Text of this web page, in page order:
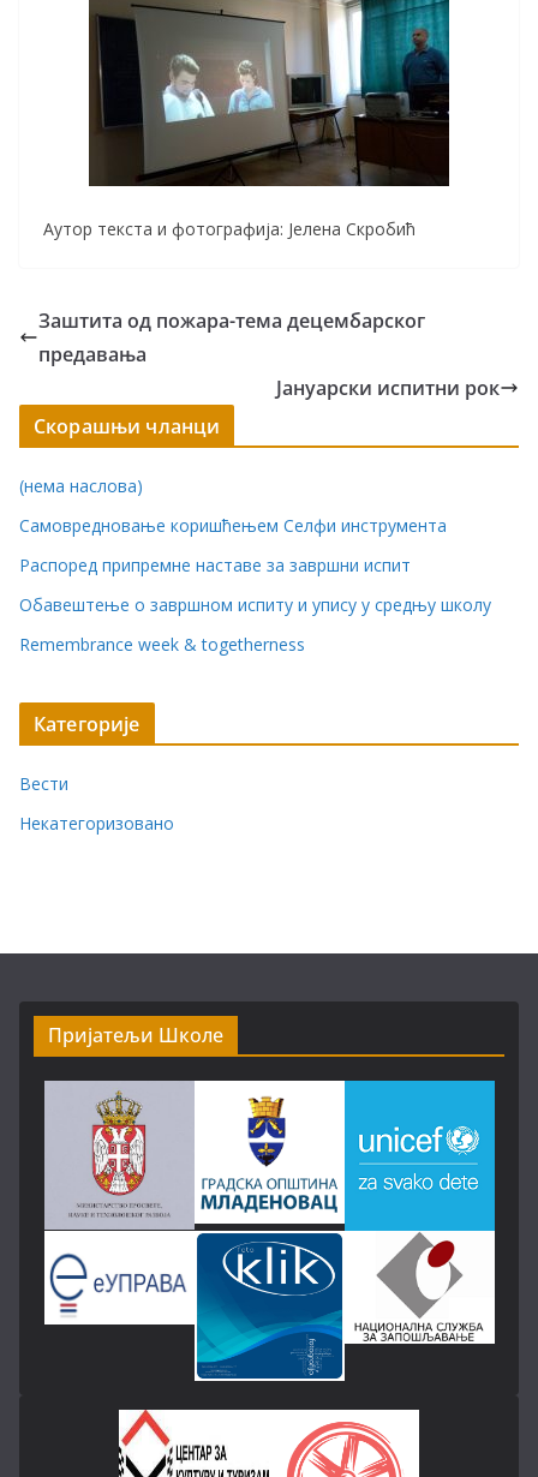
Аутор текста и фотографија: Јелена Скробић
Заштита од пожара-тема децембарског
предавања
Јануарски испитни рок
Скорашњи чланци
(нема наслова)
Самовредновање коришћењем Селфи инструмента
Распоред припремне наставе за завршни испит
Обавештење о завршном испиту и упису у средњу школу
Remembrance week & togetherness
Категорије
Вести
Некатегоризовано
Пријатељи Школе